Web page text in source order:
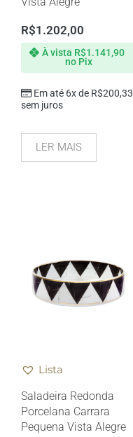
R$1.202,00
Em até 6x de R$200,33
sem juros
À vista R$1.141,90
no Pix
LER MAIS
Lista
Saladeira Redonda
Porcelana Carrara
Pequena Vista Alegre